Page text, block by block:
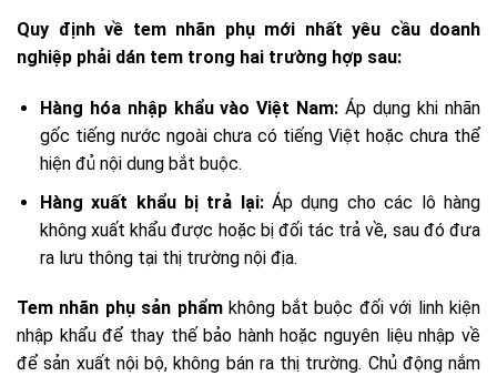
Quy định về tem nhãn phụ mới nhất yêu cầu doanh
nghiệp phải dán tem trong hai trường hợp sau:
Hàng hóa nhập khẩu vào Việt Nam: Áp dụng khi nhãn
gốc tiếng nước ngoài chưa có tiếng Việt hoặc chưa thể
hiện đủ nội dung bắt buộc.
Hàng xuất khẩu bị trả lại:Áp dụng cho các lô hàng
không xuất khẩu được hoặc bị đối tác trả về, sau đó đưa
ra lưu thông tại thị trường nội địa.
Tem nhãn phụ sản phẩmkhông bắt buộc đối với linh kiện
nhập khẩu để thay thế bảo hành hoặc nguyên liệu nhập về
để sản xuất nội bộ, không bán ra thị trường. Chủ động nắm